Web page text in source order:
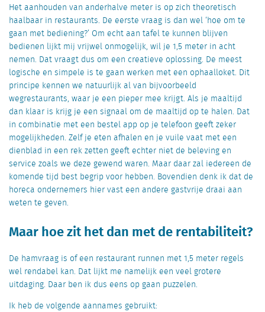
Het aanhouden van anderhalve meter is op zich theoretisch
haalbaar in restaurants. De eerste vraag is dan wel ‘hoe om te
gaan met bediening?’ Om echt aan tafel te kunnen blijven
bedienen lijkt mij vrijwel onmogelijk, wil je 1,5 meter in acht
nemen. Dat vraagt dus om een creatieve oplossing. De meest
logische en simpele is te gaan werken met een ophaalloket. Dit
principe kennen we natuurlijk al van bijvoorbeeld
wegrestaurants, waar je een pieper mee krijgt. Als je maaltijd
dan klaar is krijg je een signaal om de maaltijd op te halen. Dat
in combinatie met een bestel app op je telefoon geeft zeker
mogelijkheden. Zelf je eten afhalen en je vuile vaat met een
dienblad in een rek zetten geeft echter niet de beleving en
service zoals we deze gewend waren. Maar daar zal iedereen de
komende tijd best begrip voor hebben. Bovendien denk ik dat de
horeca ondernemers hier vast een andere gastvrije draai aan
weten te geven.
Maar hoe zit het dan met de rentabiliteit?
De hamvraag is of een restaurant runnen met 1,5 meter regels
wel rendabel kan. Dat lijkt me namelijk een veel grotere
uitdaging. Daar ben ik dus eens op gaan puzzelen.
Ik heb de volgende aannames gebruikt: